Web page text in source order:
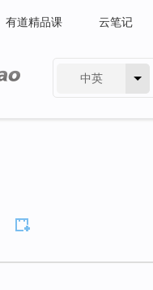
有道精品课 云笔记
中英